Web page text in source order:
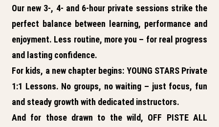
Our new 3-, 4- and 6-hour private sessions strike the
perfect balance between learning, performance and
enjoyment. Less routine, more you – for real progress
and lasting confidence.
For kids, a new chapter begins: YOUNG STARS Private
1:1 Lessons. No groups, no waiting – just focus, fun
and steady growth with dedicated instructors.
And for those drawn to the wild, OFF PISTE ALL